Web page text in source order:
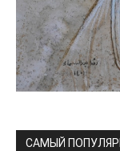
САМЫЙ